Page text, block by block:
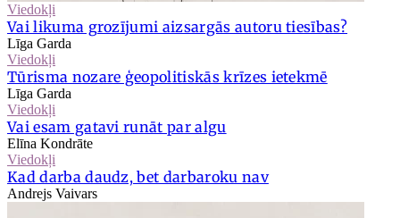
Viedokļi
Vai likuma grozījumi aizsargās autoru tiesības?
Līga Garda
Viedokļi
Tūrisma nozare ģeopolitiskās krīzes ietekmē
Līga Garda
Viedokļi
Vai esam gatavi runāt par algu
Elīna Kondrāte
Viedokļi
Kad darba daudz, bet darbaroku nav
Andrejs Vaivars